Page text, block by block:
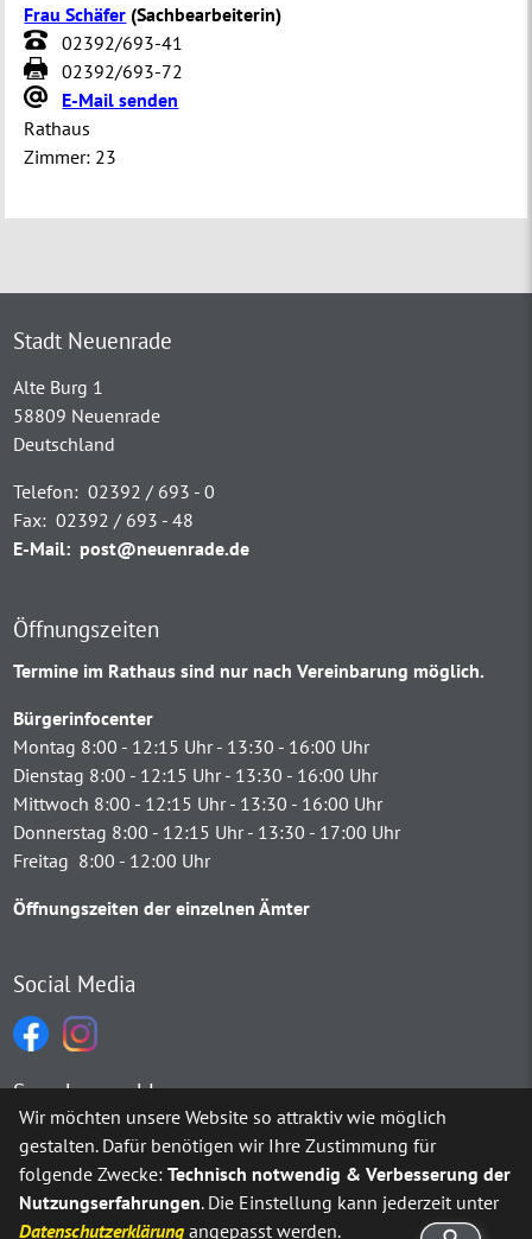
Frau Schäfer (Sachbearbeiterin)
02392/693-41
02392/693-72
E-Mail senden
Rathaus
Zimmer: 23
Stadt Neuenrade
Alte Burg 1
58809 Neuenrade
Deutschland
Telefon: 02392 / 693 - 0
Fax: 02392 / 693 - 48
E-Mail: post@neuenrade.de
Öffnungszeiten
Termine im Rathaus sind nur nach Vereinbarung möglich.
Bürgerinfocenter
Montag 8:00 - 12:15 Uhr - 13:30 - 16:00 Uhr
Dienstag 8:00 - 12:15 Uhr - 13:30 - 16:00 Uhr
Mittwoch 8:00 - 12:15 Uhr - 13:30 - 16:00 Uhr
Donnerstag 8:00 - 12:15 Uhr - 13:30 - 17:00 Uhr
Freitag 8:00 - 12:00 Uhr
Öffnungszeiten der einzelnen Ämter
Social Media
Sprachauswahl
Möchten Sie vonGoogle Translate bereitgestellte externe
Ja Immer
Wir möchten unsere Website so attraktiv wie möglich
gestalten. Dafür benötigen wir Ihre Zustimmung für
folgende Zwecke:Technisch notwendig & Verbesserung der
Nutzungserfahrungen. Die Einstellung kann jederzeit unter
Datenschutzerklärung angepasst werden.